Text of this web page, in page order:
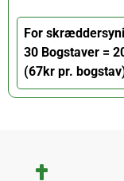
For
30 Bogstaver =
(67kr pr.